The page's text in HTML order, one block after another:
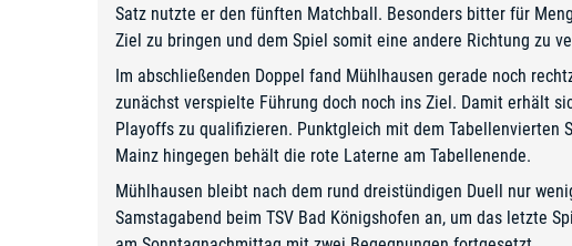
Satz nutzte er den fünften Matchball. Besonders bitter für
Ziel zu bringen und dem Spiel somit eine andere Richtung zu
Im abschließenden Doppel fand Mühlhausen gerade noch
zunächst verspielte Führung doch noch ins Ziel. Damit erhält
Playoffs zu qualifizieren. Punktgleich mit dem Tabellenvierten
Mainz hingegen behält die rote Laterne am Tabellenende.
Mühlhausen bleibt nach dem rund dreistündigen Duell nur
Samstagabend beim TSV Bad Königshofen an, um das letzte